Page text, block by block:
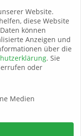
Website.
diese Website
können
Anzeigen und
über die
. Sie
oder
Medien